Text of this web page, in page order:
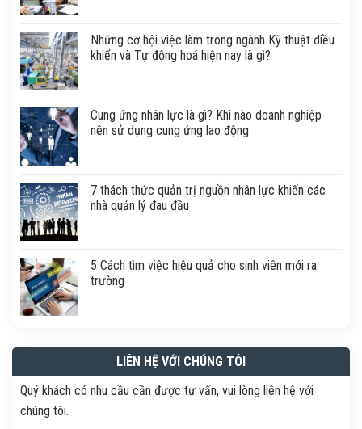
Những cơ hội việc làm trong ngành Kỹ thuật điều
khiển và Tự động hoá hiện nay là gì?
Cung ứng nhân lực là gì? Khi nào doanh nghiệp
nên sử dụng cung ứng lao động
7 thách thức quản trị nguồn nhân lực khiến các
nhà quản lý đau đầu
5 Cách tìm việc hiệu quả cho sinh viên mới ra
trường
LIÊN HỆ VỚI CHÚNG TÔI
Quý khách có nhu cầu cần được tư vấn, vui lòng liên hệ với
chúng tôi.